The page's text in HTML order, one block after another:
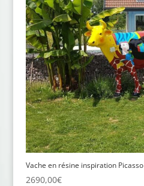
Vache en résine inspiration Picasso
2690,00€